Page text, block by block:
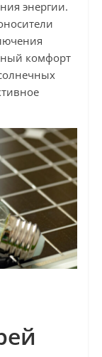
энергии.
комфорт